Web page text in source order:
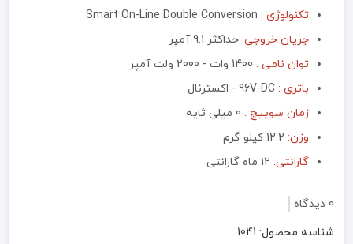
تکنولوژی : Smart On-Line Double Conversion
جریان خروجی: حداکثر 9.1 آمپر
توان نامی : 1400 وات - 2000 ولت آمپر
باتری :
زمان سوییچ : 0 میلی ثایه
وزن: 12.2 کیلو گرم
گارانتی:
0 دیدگاه
شناسه محصول: 1041